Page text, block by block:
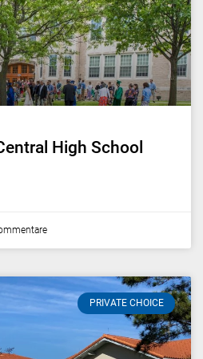
High School
PRIVATE CHOICE